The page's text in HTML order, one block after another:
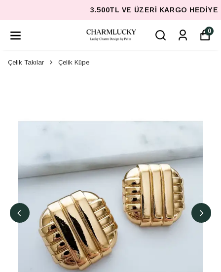
3.500TL VE ÜZERI KARGO HEDIYE
0
Çelik Takılar Çelik Küpe